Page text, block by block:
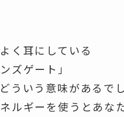
く耳にしている
ズゲート」
ういう意味があるで
ルギーを使うとあな